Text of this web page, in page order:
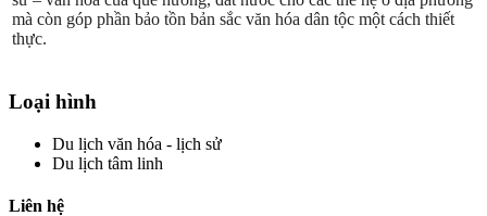
mà còn góp phần bảo tồn bản sắc văn hóa dân tộc một cách thiết
thực.
Loại hình
Du lịch văn hóa - lịch sử
Du lịch tâm linh
Liên hệ